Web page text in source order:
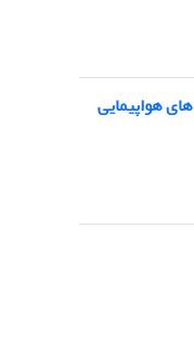
هواپیمایی